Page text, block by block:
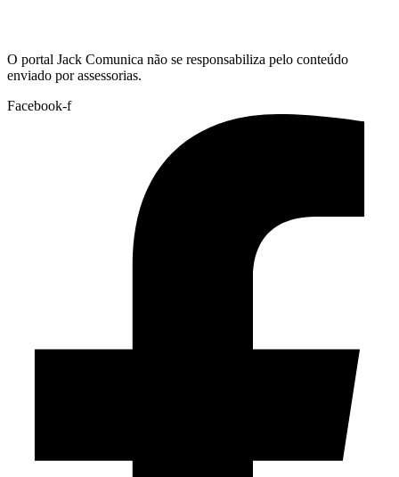
O portal Jack Comunica não se responsabiliza pelo conteúdo
enviado por assessorias.
Facebook-f